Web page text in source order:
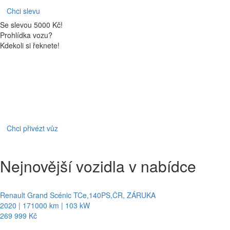
Chci slevu
Se slevou 5000 Kč!
Prohlídka vozu?
Kdekoli si řeknete!
Chci přivézt vůz
Nejnovější vozidla v nabídce
Renault Grand Scénic TCe,140PS,ČR, ZÁRUKA
2020 | 171000 km | 103 kW
269 999 Kč